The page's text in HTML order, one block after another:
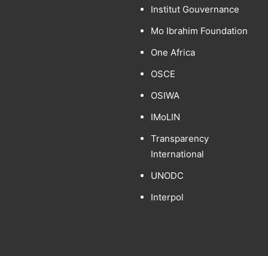
Institut Gouvernance
Mo Ibrahim Foundation
One Africa
OSCE
OSIWA
IMoLIN
Transparency
International
UNODC
Interpol